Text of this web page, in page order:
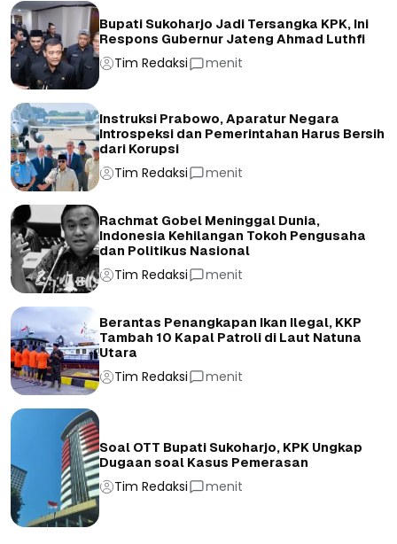
Bupati Sukoharjo Jadi Tersangka KPK, Ini
Respons Gubernur Jateng Ahmad Luthfi
Tim Redaksi menit
Instruksi Prabowo, Aparatur Negara
Introspeksi dan Pemerintahan Harus Bersih
dari Korupsi
Tim Redaksi menit
Rachmat Gobel Meninggal Dunia,
Indonesia Kehilangan Tokoh Pengusaha
dan Politikus Nasional
Tim Redaksi menit
Berantas Penangkapan Ikan Ilegal, KKP
Tambah 10 Kapal Patroli di Laut Natuna
Utara
Tim Redaksi menit
Soal OTT Bupati Sukoharjo, KPK Ungkap
Dugaan soal Kasus Pemerasan
Tim Redaksi menit